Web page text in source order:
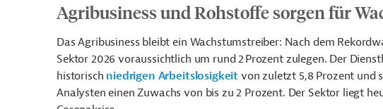
Agribusiness und Rohstoffe sorgen für
Das Agribusiness bleibt ein Wachstumstreiber: Nach dem
Sektor 2026 voraussichtlich um rund 2Prozent zulegen. Der
historisch niedrigen Arbeitslosigkeit von zuletzt 5,8 Prozent und
Analysten einen Zuwachs von bis zu 2 Prozent. Der Sektor liegt